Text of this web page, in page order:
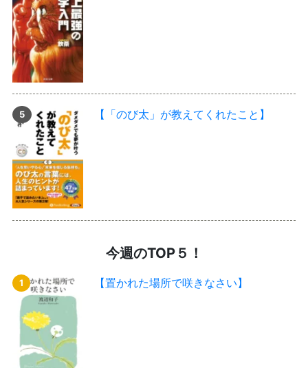
【「のび太」が教えてくれたこと】
今週のTOP５！
【置かれた場所で咲きなさい】